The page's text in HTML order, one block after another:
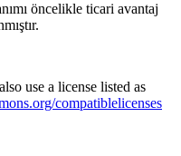
öncelikle ticari avantaj
use a license listed as
compatiblelicenses